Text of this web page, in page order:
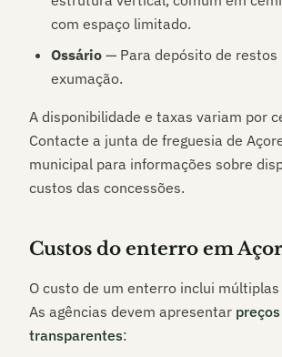
com espaço limitado.
Ossário — Para depósito de restos
exumação.
A disponibilidade e taxas variam por
Contacte a junta de freguesia de
municipal para informações sobre
custos das concessões.
Custos do enterro em
O custo de um enterro inclui
As agências devem apresentar preços
transparentes: